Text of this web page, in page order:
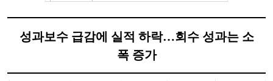
성과보수 급감에 실적 하락…회수 성과는 소
폭 증가